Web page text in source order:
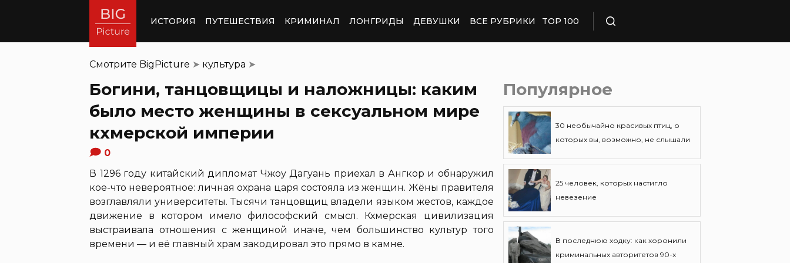
ИСТОРИЯ ПУТЕШЕСТВИЯ КРИМИНАЛ ЛОНГРИДЫ ДЕВУШКИ ВСЕ РУБРИКИ TOP 100
Смотрите BigPicture ➤ культура ➤
Богини, танцовщицы и наложницы: каким
было место женщины в сексуальном мире
кхмерской империи
0
В 1296 году китайский дипломат Чжоу Дагуань приехал в Ангкор и обнаружил
кое-что невероятное: личная охрана царя состояла из женщин. Жёны правителя
возглавляли университеты. Тысячи танцовщиц владели языком жестов, каждое
движение в котором имело философский смысл. Кхмерская цивилизация
выстраивала отношения с женщиной иначе, чем большинство культур того
времени — и её главный храм закодировал это прямо в камне.
Популярное
30 необычайно красивых птиц, о
которых вы, возможно, не слышали
25 человек, которых настигло
невезение
В последнюю ходку: как хоронили
криминальных авторитетов 90-х